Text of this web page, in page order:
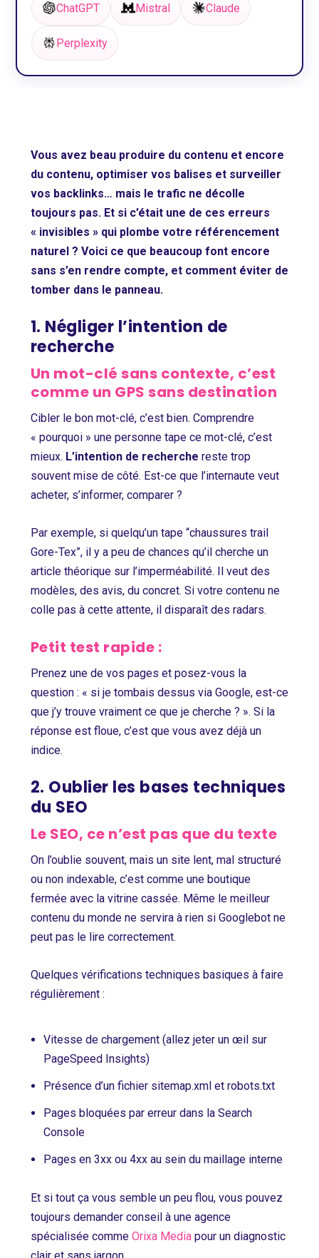
ChatGPT
Mistral Claude
Perplexity
Vous avez beau produire du contenu et encore
du contenu, optimiser vos balises et surveiller
vos backlinks… mais le trafic ne décolle
toujours pas. Et si c’était une de ces erreurs
« invisibles » qui plombe votre référencement
naturel ? Voici ce que beaucoup font encore
sans s’en rendre compte, et comment éviter de
tomber dans le panneau.
1. Négliger l’intention de
recherche
Un mot-clé sans contexte, c’est
comme un GPS sans destination
Cibler le bon mot-clé, c’est bien. Comprendre
« pourquoi » une personne tape ce mot-clé, c’est
mieux. L’intention de recherche reste trop
souvent mise de côté. Est-ce que l’internaute veut
acheter, s’informer, comparer ?
Par exemple, si quelqu’un tape “chaussures trail
Gore-Tex”, il y a peu de chances qu’il cherche un
article théorique sur l’imperméabilité. Il veut des
modèles, des avis, du concret. Si votre contenu ne
colle pas à cette attente, il disparaît des radars.
Petit test rapide :
Prenez une de vos pages et posez-vous la
question : « si je tombais dessus via Google, est-ce
que j’y trouve vraiment ce que je cherche ? ». Si la
réponse est floue, c’est que vous avez déjà un
indice.
2. Oublier les bases techniques
du SEO
Le SEO, ce n’est pas que du texte
On l’oublie souvent, mais un site lent, mal structuré
ou non indexable, c’est comme une boutique
fermée avec la vitrine cassée. Même le meilleur
contenu du monde ne servira à rien si Googlebot ne
peut pas le lire correctement.
Quelques vérifications techniques basiques à faire
régulièrement :
Vitesse de chargement (allez jeter un œil sur
PageSpeed Insights)
Présence d’un fichier sitemap.xml et robots.txt
Pages bloquées par erreur dans la Search
Console
Pages en 3xx ou 4xx au sein du maillage interne
Et si tout ça vous semble un peu flou, vous pouvez
toujours demander conseil à une agence
spécialisée comme Orixa Mediapour un diagnostic